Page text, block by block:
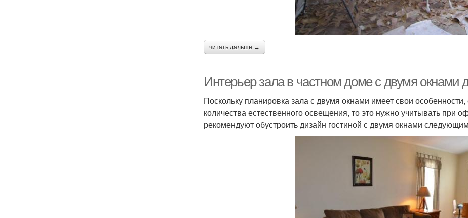
читать дальше →
Интерьер зала в частном доме с двумя
Поскольку планировка зала с двумя окнами имеет свои
количества естественного освещения, то это нужно учитывать при
рекомендуют обустроить дизайн гостиной с двумя окнами